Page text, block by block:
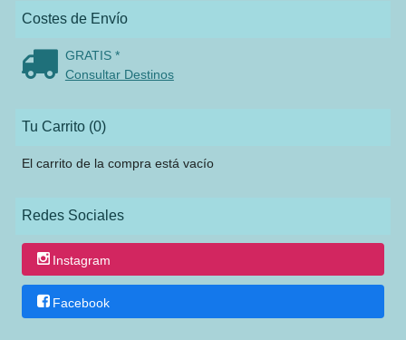
Costes de Envío
GRATIS *
Consultar Destinos
Tu Carrito (0)
El carrito de la compra está vacío
Redes Sociales
Instagram
Facebook